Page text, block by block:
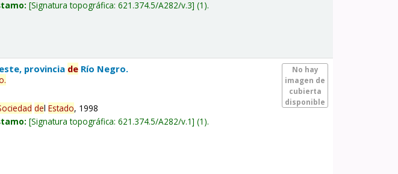
Signatura topográfica:621.374.5/A282/v.3 (1).
No hay
imagen de
cubierta
disponible
provincia de Río Negro.
.
delEstado, 1998
Signatura topográfica:621.374.5/A282/v.1 (1).